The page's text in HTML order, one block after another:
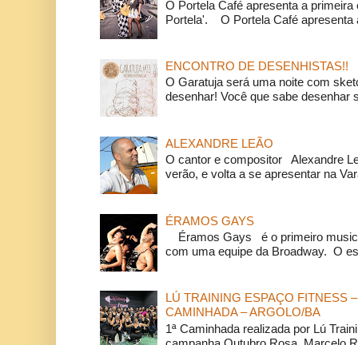
O Portela Café apresenta a
Portela'. O Portela Café apresenta
ENCONTRO DE DESENHISTAS!!
O Garatuja será uma noite com
desenhar! Você que sabe desenhar
ALEXANDRE LEÃO
O cantor e compositor Alexandre
verão, e volta a se apresentar na
ÉRAMOS GAYS
Éramos Gays é o primeiro
com uma equipe da Broadway. O
LÚ TRAINING ESPAÇO FITNESS
CAMINHADA – ARGOLO/BA
1ª Caminhada realizada por Lú